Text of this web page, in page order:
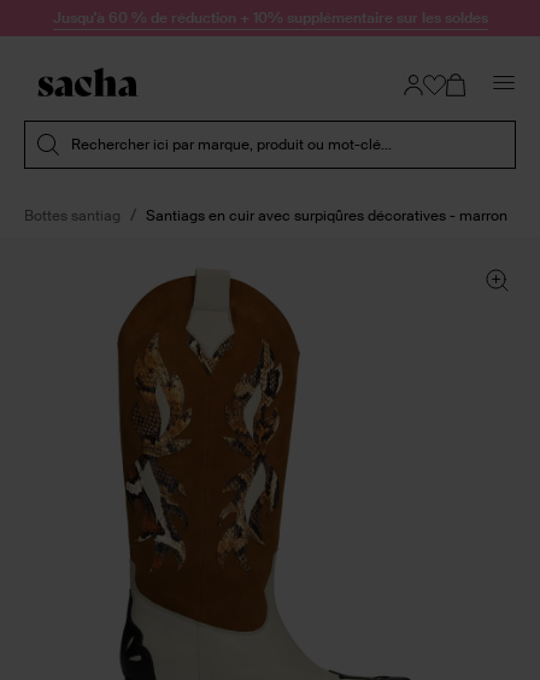
Passer au contenu
Jusqu'à 60 % de réduction + 10% supplémentaire sur les soldes
Rechercher ici par marque, produit ou mot-clé...
Bottes santiag Santiags en cuir avec surpiqûres décoratives - marron